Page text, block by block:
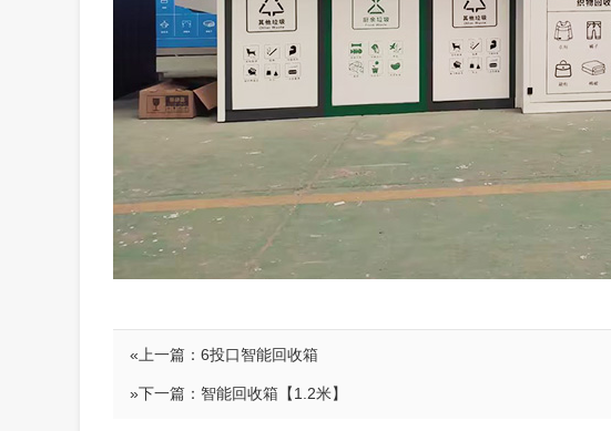
«上一篇： 6投口智能回收箱
»下一篇： 智能回收箱【1.2米】